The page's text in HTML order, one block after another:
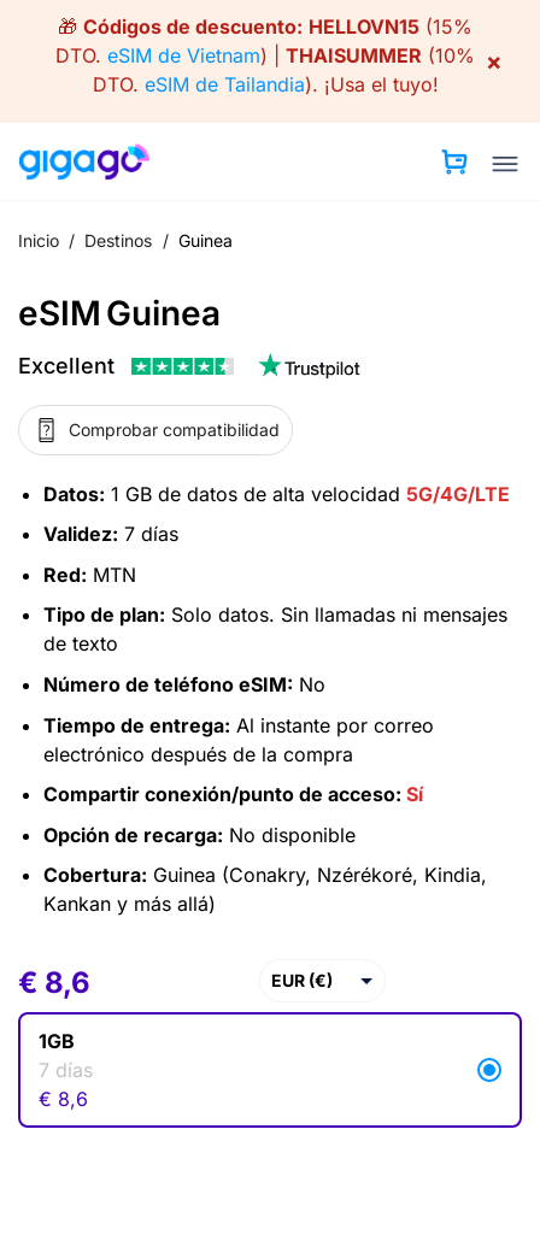
🎁 Códigos de descuento: HELLOVN15 (15%
DTO. eSIM de Vietnam) | THAISUMMER (10%
DTO. eSIM de Tailandia). ¡Usa el tuyo!
×
Inicio / Destinos / Guinea
eSIM Guinea
Excellent
Comprobar compatibilidad
Datos: 1 GB de datos de alta velocidad 5G/4G/LTE
Validez: 7 días
Red: MTN
Tipo de plan: Solo datos. Sin llamadas ni mensajes
de texto
Número de teléfono eSIM: No
Tiempo de entrega: Al instante por correo
electrónico después de la compra
Compartir conexión/punto de acceso: Sí
Opción de recarga: No disponible
Cobertura: Guinea (Conakry, Nzérékoré, Kindia,
Kankan y más allá)
€ 8,6 EUR (€)
1GB
7 días
€ 8,6
€ 8,6